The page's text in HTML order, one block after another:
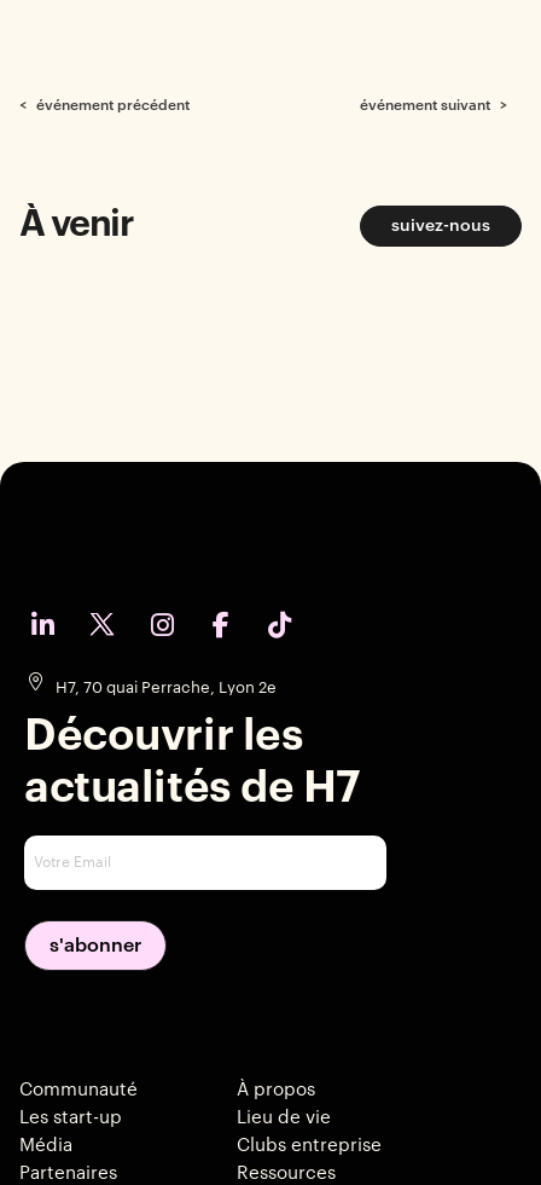
< événement précédent événement suivant >
À venir suivez-nous
H7, 70 quai Perrache, Lyon 2e
Découvrir les
actualités de H7
Communauté
Les start-up
Média
Partenaires
À propos
Lieu de vie
Clubs entreprise
Ressources